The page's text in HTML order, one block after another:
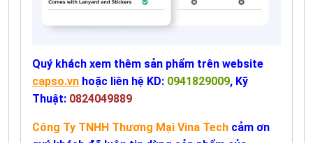
Quý khách xem thêm sản phẩm trên website
capso.vn hoặc liên hệ KD: 0941829009, Kỹ
Thuật: 0824049889
Công Ty TNHH Thương Mại Vina Tech cảm ơn